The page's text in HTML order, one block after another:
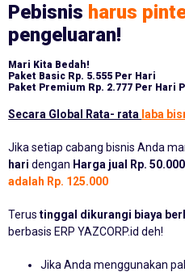
Pebisnis harus
pengeluaran!
Mari Kita Bedah!
Paket Basic Rp. 5.555 Per Hari
Paket Premium Rp. 2.777 Per Hari
Secara Global Rata- rata laba
Jika setiap cabang bisnis Anda
hari dengan Harga jual Rp. 50.000
adalah Rp. 125.000
Terus tinggal dikurangi biaya
berbasis ERP YAZCORP.id deh!
Jika Anda menggunakan